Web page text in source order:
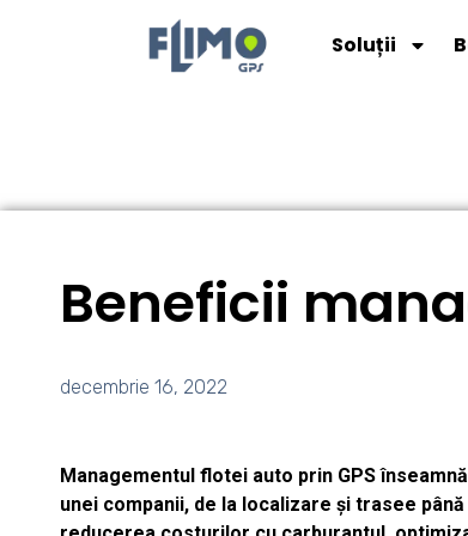
Soluții
Beneficii
decembrie 16, 2022
Managementul flotei auto prin GPS
unei companii, de la localizare și trasee